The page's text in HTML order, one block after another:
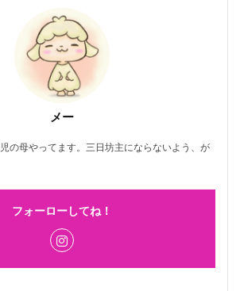
メー
の母やってます。三日坊主にならないよう、が
フォーローしてね！